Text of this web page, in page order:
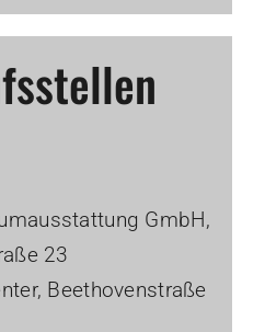
GmbH,
23
Beethovenstraße